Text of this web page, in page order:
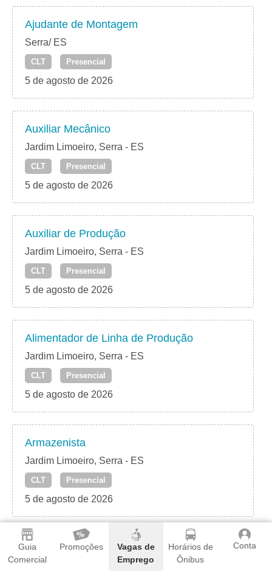
Guia
Comercial
Promoções
Vagas de
Emprego
Horários de
Ônibus
Conta
Ajudante de Montagem
Serra/ ES
CLT Presencial
5 de agosto de 2026
Auxiliar Mecânico
Jardim Limoeiro, Serra - ES
CLT Presencial
5 de agosto de 2026
Auxiliar de Produção
Jardim Limoeiro, Serra - ES
CLT Presencial
5 de agosto de 2026
Alimentador de Linha de Produção
Jardim Limoeiro, Serra - ES
CLT Presencial
5 de agosto de 2026
Armazenista
Jardim Limoeiro, Serra - ES
CLT Presencial
5 de agosto de 2026
Auxiliar de Vendas
Jardim Limoeiro, Serra - ES